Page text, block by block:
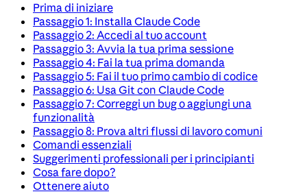
Prima di iniziare
Passaggio 1: Installa Claude Code
Passaggio 2: Accedi al tuo account
Passaggio 3: Avvia la tua prima sessione
Passaggio 4: Fai la tua prima domanda
Passaggio 5: Fai il tuo primo cambio di codice
Passaggio 6: Usa Git con Claude Code
Passaggio 7: Correggi un bug o aggiungi una
funzionalità
Passaggio 8: Prova altri flussi di lavoro comuni
Comandi essenziali
Suggerimenti professionali per i principianti
Cosa fare dopo?
Ottenere aiuto